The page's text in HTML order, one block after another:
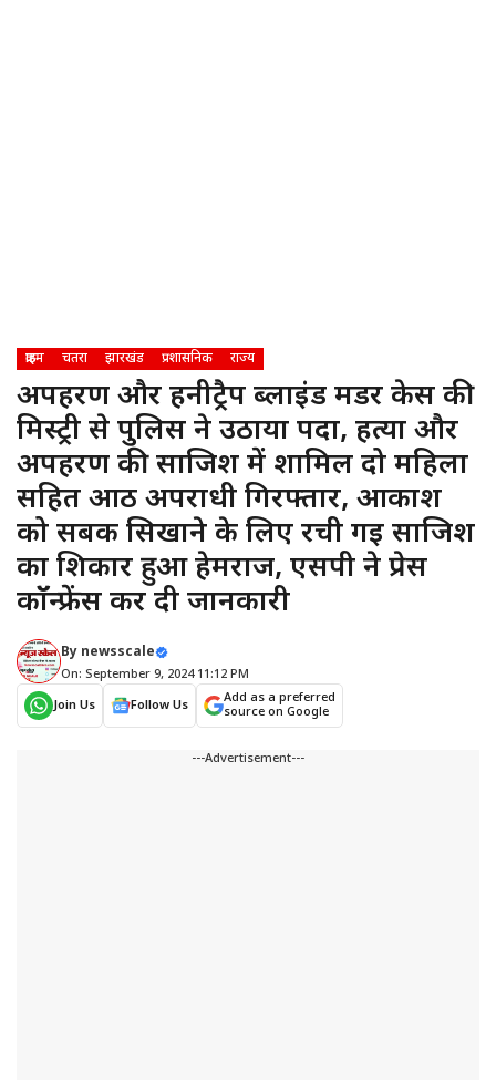
क्राइम चतरा झारखंड प्रशासनिक राज्य
अपहरण और हनीट्रैप ब्लाईंड मर्डर केस की
मिस्ट्री से पुलिस ने उठाया पर्दा, हत्या और
अपहरण की साजिश में शामिल दो महिला
सहित आठ अपराधी गिरफ्तार, आकाश
को सबक सिखाने के लिए रची गई साजिश
का शिकार हुआ हेमराज, एसपी ने प्रेस
कॉॅन्फ्रेंस कर दी जानकारी
By newsscale
On: September 9, 2024 11:12 PM
Join Us
Follow Us
Add as a preferred
source on Google
---Advertisement---